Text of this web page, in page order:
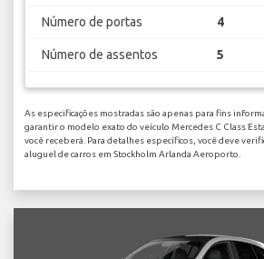
Número de portas 4
Número de assentos 5
As especificações mostradas são apenas para fins
garantir o modelo exato do veículo Mercedes C Class
você receberá. Para detalhes específicos, você deve
aluguel de carros em Stockholm Arlanda Aeroporto.